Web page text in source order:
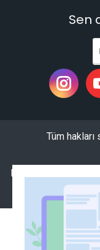
Sen
Tüm hakları
Hem “Teknik